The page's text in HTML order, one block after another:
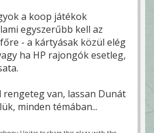
a koop játékok
egyszerűbb kell az
- a kártyásak közül elég
ha HP rajongók esetleg,
van, lassan Dunát
minden témában...